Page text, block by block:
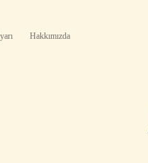
Hakkımızda